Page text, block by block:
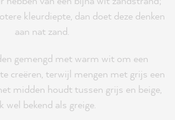
kleurdiepte, dan doet deze denken
aan nat zand.
gemengd met warm wit om een
creëren, terwijl mengen met grijs een
midden houdt tussen grijs en beige,
wel bekend als greige.